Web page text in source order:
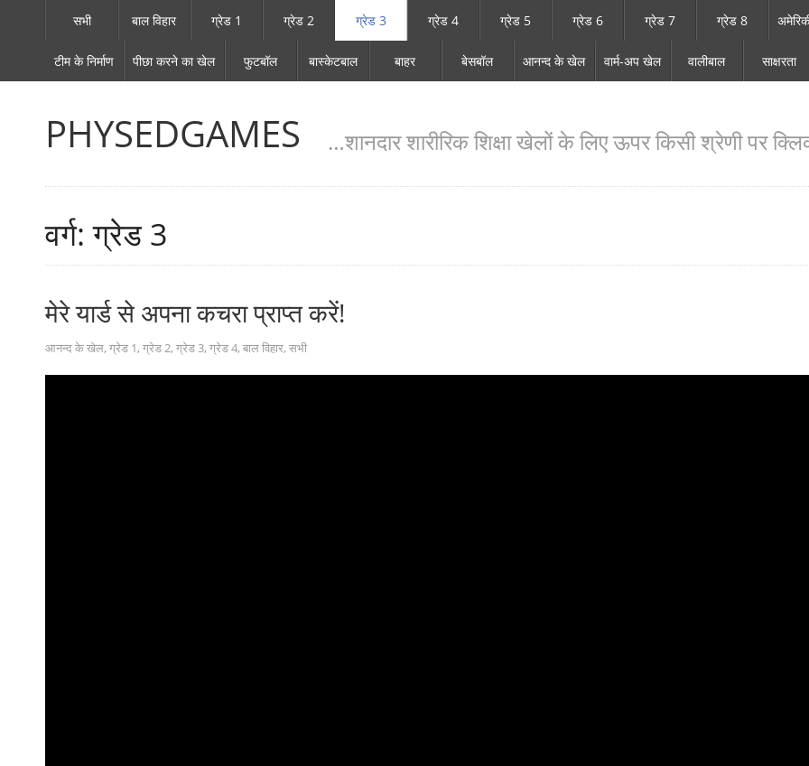
सभी बाल विहार ग्रेड 1 ग्रेड 2 ग्रेड 3 ग्रेड 4 ग्रेड 5 ग्रेड 6 ग्रेड 7 ग्रेड 8
टीम के निर्माण पीछा करने का खेल फुटबॉल बास्केटबाल बाहर बेसबॉल आनन्द के खेल वार्म-अप खेल वालीबाल साक्षरता
PHYSEDGAMES …शानदार शारीरिक शिक्षा खेलों के लिए ऊपर किसी श्रेणी पर
वर्ग: ग्रेड 3
मेरे यार्ड से अपना कचरा प्राप्त करें!
आनन्द के खेल, ग्रेड 1, ग्रेड 2, ग्रेड 3, ग्रेड 4, बाल विहार, सभी